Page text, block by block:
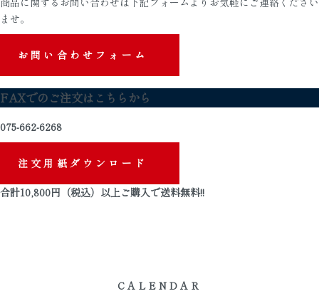
ませ。
お問い合わせフォーム
FAXでのご注文はこちらから
075-662-6268
注文用紙ダウンロード
合計10,800円（税込）以上ご購入で送料無料!!
CALENDAR